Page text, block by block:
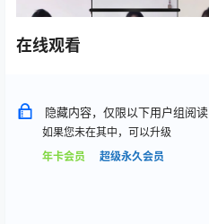
在线观看
隐藏内容，仅限以下用户组阅读
如果您未在其中，可以升级
年卡会员
超级永久会员